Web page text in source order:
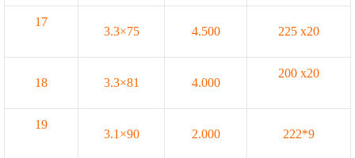
17
3.3×75 4.500 225 x20
18 3.3×81 4.000
200 x20
19
3.1×90 2.000 222*9